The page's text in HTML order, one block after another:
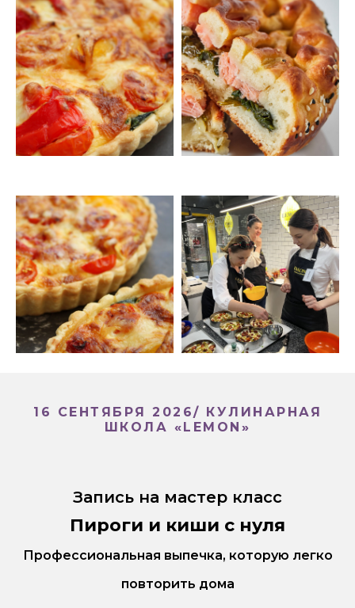
16 СЕНТЯБРЯ 2026/ КУЛИНАРНАЯ
ШКОЛА «LEMON»
Запись на мастер класс
Пироги и киши с нуля
Профессиональная выпечка, которую легко
повторить дома